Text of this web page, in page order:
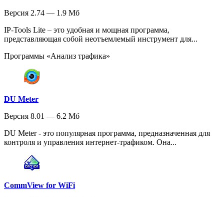
Версия 2.74 — 1.9 Мб
IP-Tools Lite – это удобная и мощная программа,
представляющая собой неотъемлемый инструмент для...
Программы «Анализ трафика»
DU Meter
Версия 8.01 — 6.2 Мб
DU Meter - это популярная программа, предназначенная для
контроля и управления интернет-трафиком. Она...
CommView for WiFi